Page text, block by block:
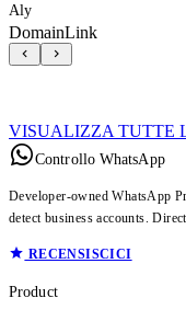
Aly
DomainLink
VISUALIZZA TUTTE
Controllo WhatsApp
Developer-owned WhatsApp
detect business accounts.
RECENSISCICI
Product